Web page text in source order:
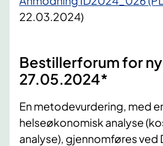
22.03.2024)
Bestillerforum for
27.05.2024*
En metodevurdering, med
helseøkonomisk analyse
analyse), gjennomføres